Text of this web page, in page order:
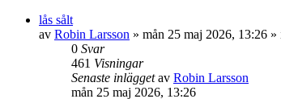
lås sålt
av Robin Larsson » mån 25 maj 2026, 13:26 »
0 Svar
461 Visningar
Senaste inläggetav Robin Larsson
mån 25 maj 2026, 13:26